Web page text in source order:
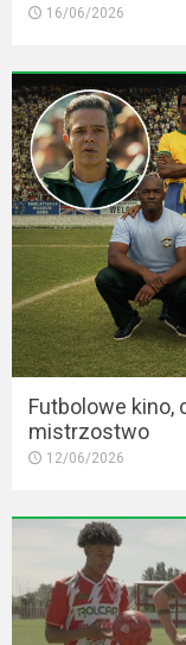
16/06/2026
Futbolowe kino,
mistrzostwo
12/06/2026